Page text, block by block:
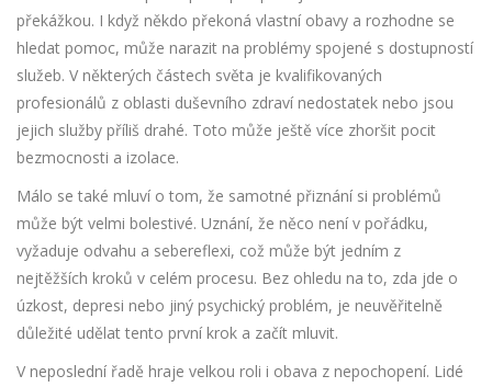
překážkou. I když někdo překoná vlastní obavy a rozhodne se
hledat pomoc, může narazit na problémy spojené s dostupností
služeb. V některých částech světa je kvalifikovaných
profesionálů z oblasti duševního zdraví nedostatek nebo jsou
jejich služby příliš drahé. Toto může ještě více zhoršit pocit
bezmocnosti a izolace.
Málo se také mluví o tom, že samotné přiznání si problémů
může být velmi bolestivé. Uznání, že něco není v pořádku,
vyžaduje odvahu a sebereflexi, což může být jedním z
nejtěžších kroků v celém procesu. Bez ohledu na to, zda jde o
úzkost, depresi nebo jiný psychický problém, je neuvěřitelně
důležité udělat tento první krok a začít mluvit.
V neposlední řadě hraje velkou roli i obava z nepochopení. Lidé